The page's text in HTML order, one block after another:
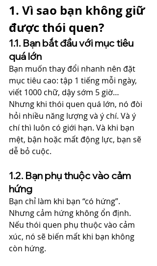
1. Vì sao bạn không giữ
được thói quen?
1.1. Bạn bắt đầu với mục tiêu
quá lớn
Bạn muốn thay đổi nhanh nên đặt
mục tiêu cao: tập 1 tiếng mỗi ngày,
viết 1000 chữ, dậy sớm 5 giờ…
Nhưng khi thói quen quá lớn, nó đòi
hỏi nhiều năng lượng và ý chí. Và ý
chí thì luôn có giới hạn. Và khi bạn
mệt, bận hoặc mất động lực, bạn sẽ
dễ bỏ cuộc.
1.2. Bạn phụ thuộc vào cảm
hứng
Bạn chỉ làm khi bạn “có hứng”.
Nhưng cảm hứng không ổn định.
Nếu thói quen phụ thuộc vào cảm
xúc, nó sẽ biến mất khi bạn không
còn hứng.